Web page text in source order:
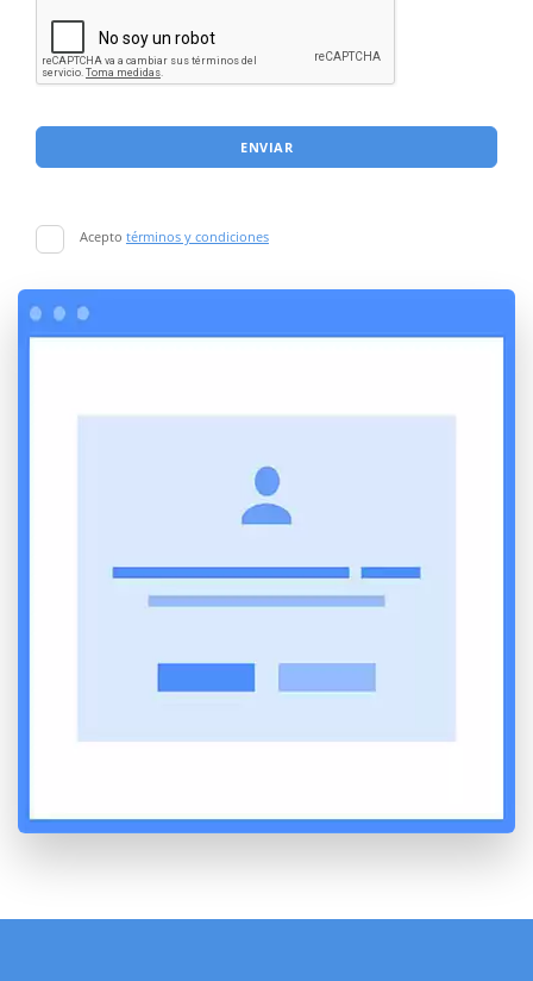
ENVIAR
Acepto términos y condiciones